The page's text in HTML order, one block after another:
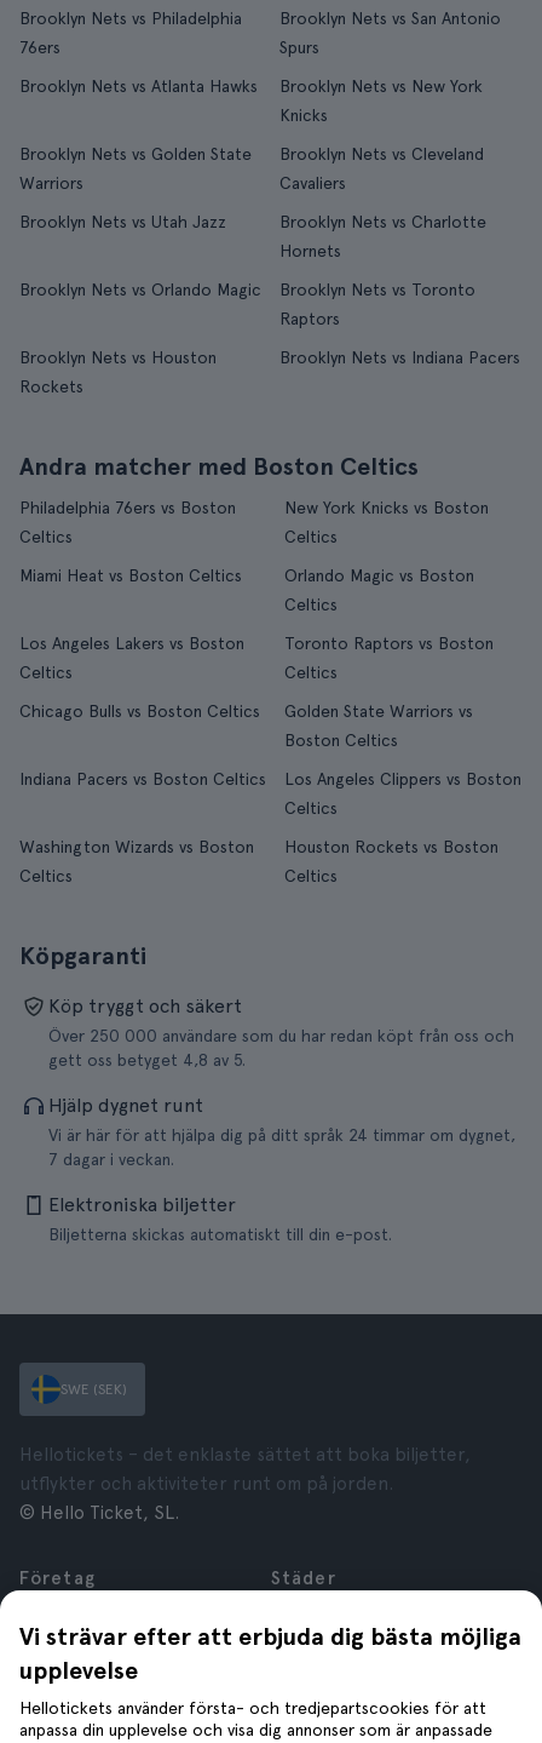
Brooklyn Nets vs Philadelphia
76ers
Brooklyn Nets vs San Antonio
Spurs
Brooklyn Nets vs Atlanta Hawks
Brooklyn Nets vs New York
Knicks
Brooklyn Nets vs Golden State
Warriors
Brooklyn Nets vs Cleveland
Cavaliers
Brooklyn Nets vs Utah Jazz
Brooklyn Nets vs Charlotte
Hornets
Brooklyn Nets vs Orlando Magic
Brooklyn Nets vs Toronto
Raptors
Brooklyn Nets vs Houston
Rockets
Brooklyn Nets vs Indiana Pacers
Andra matcher med Boston Celtics
Philadelphia 76ers vs Boston
Celtics
New York Knicks vs Boston
Celtics
Miami Heat vs Boston Celtics
Orlando Magic vs Boston
Celtics
Los Angeles Lakers vs Boston
Celtics
Toronto Raptors vs Boston
Celtics
Chicago Bulls vs Boston Celtics
Golden State Warriors vs
Boston Celtics
Indiana Pacers vs Boston Celtics
Los Angeles Clippers vs Boston
Celtics
Washington Wizards vs Boston
Celtics
Houston Rockets vs Boston
Celtics
Köpgaranti
Köp tryggt och säkert
Över 250 000 användare som du har redan köpt från oss och
gett oss betyget 4,8 av 5.
Hjälp dygnet runt
Vi är här för att hjälpa dig på ditt språk 24 timmar om dygnet,
7 dagar i veckan.
Elektroniska biljetter
Biljetterna skickas automatiskt till din e-post.
Vi strävar efter att erbjuda dig bästa möjliga
upplevelse
Hellotickets använder första- och tredjepartscookies för att
anpassa din upplevelse och visa dig annonser som är anpassade
SWE (SEK)
Hellotickets – det enklaste sättet att boka biljetter,
utflykter och aktiviteter runt om på jorden.
© Hello Ticket, SL.
Företag
Karriär
Anslutna företag
Recensioner
Sekretess
Städer
Rom
London
Granada